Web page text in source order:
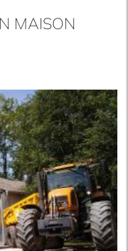
MAISON